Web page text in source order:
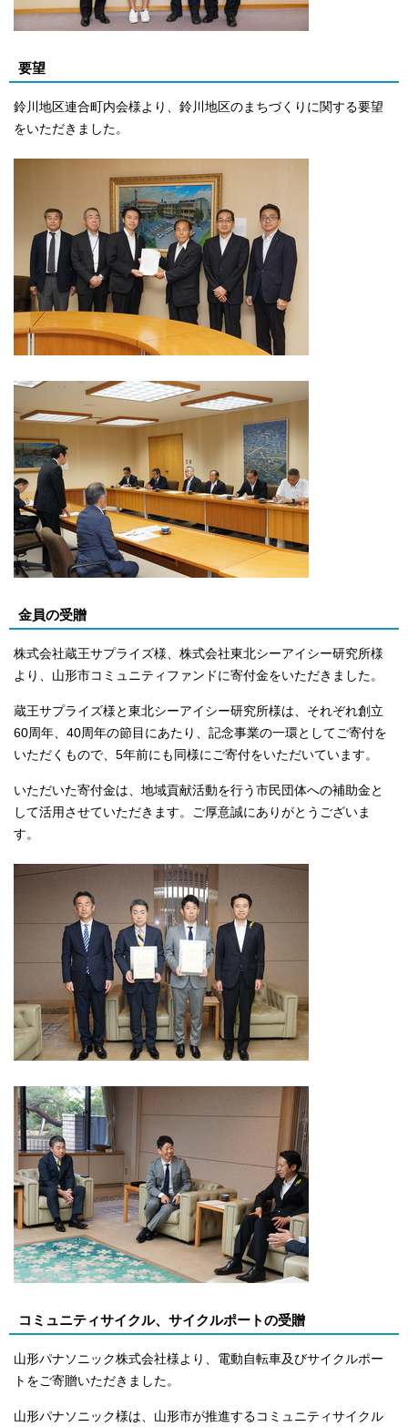
要望
鈴川地区連合町内会様より、鈴川地区のまちづくりに関する要望
をいただきました。
金員の受贈
株式会社蔵王サプライズ様、株式会社東北シーアイシー研究所様
より、山形市コミュニティファンドに寄付金をいただきました。
蔵王サプライズ様と東北シーアイシー研究所様は、それぞれ創立
60周年、40周年の節目にあたり、記念事業の一環としてご寄付を
いただくもので、5年前にも同様にご寄付をいただいています。
いただいた寄付金は、地域貢献活動を行う市民団体への補助金と
して活用させていただきます。ご厚意誠にありがとうございま
す。
コミュニティサイクル、サイクルポートの受贈
山形パナソニック株式会社様より、電動自転車及びサイクルポー
トをご寄贈いただきました。
山形パナソニック様は、山形市が推進するコミュニティサイクル